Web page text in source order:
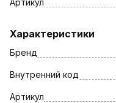
Артикул
Характеристики
Бренд
Внутренний код
Артикул